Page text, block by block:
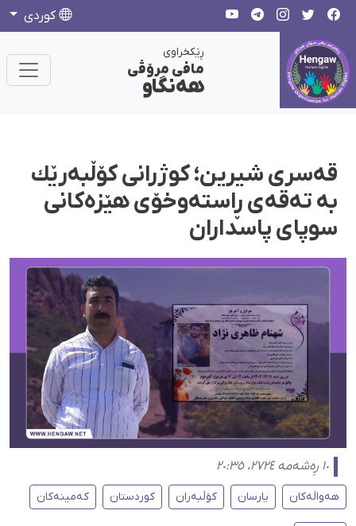
كوردی
ڕێکخراوی
مافی مرۆڤی
هەنگاو
قەسری شیرین؛ كوژرانی كۆڵبەرێك
بە تەقەی ڕاستەوخۆی هێزەكانی
سوپای پاسداران
١٠ ڕەشەمە ٢٧٢٤، ٢٠:٣٥
هەواڵەکان یارسان کۆڵبەران کوردستان کەمینەکان